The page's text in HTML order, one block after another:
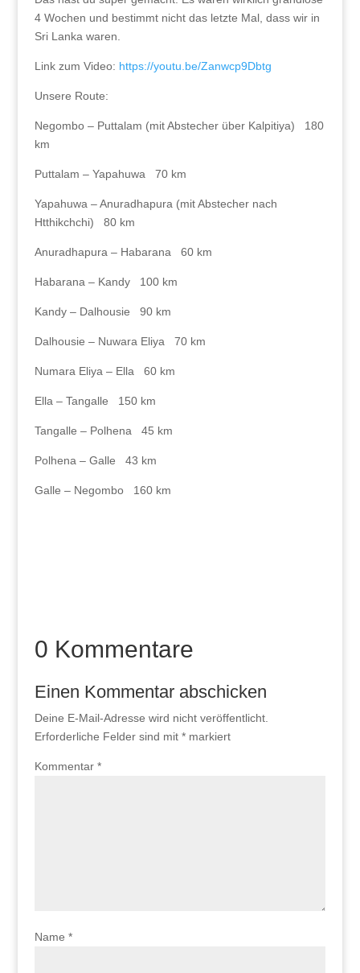
4 Wochen und bestimmt nicht das letzte Mal, dass wir in
Sri Lanka waren.
Link zum Video: https://youtu.be/Zanwcp9Dbtg
Unsere Route:
Negombo – Puttalam (mit Abstecher über Kalpitiya) 180
km
Puttalam – Yapahuwa 70 km
Yapahuwa – Anuradhapura (mit Abstecher nach
Htthikchchi) 80 km
Anuradhapura – Habarana 60 km
Habarana – Kandy 100 km
Kandy – Dalhousie 90 km
Dalhousie – Nuwara Eliya 70 km
Numara Eliya – Ella 60 km
Ella – Tangalle 150 km
Tangalle – Polhena 45 km
Polhena – Galle 43 km
Galle – Negombo 160 km
0 Kommentare
Einen Kommentar abschicken
Deine E-Mail-Adresse wird nicht veröffentlicht.
Erforderliche Felder sind mit *markiert
Kommentar *
Name *